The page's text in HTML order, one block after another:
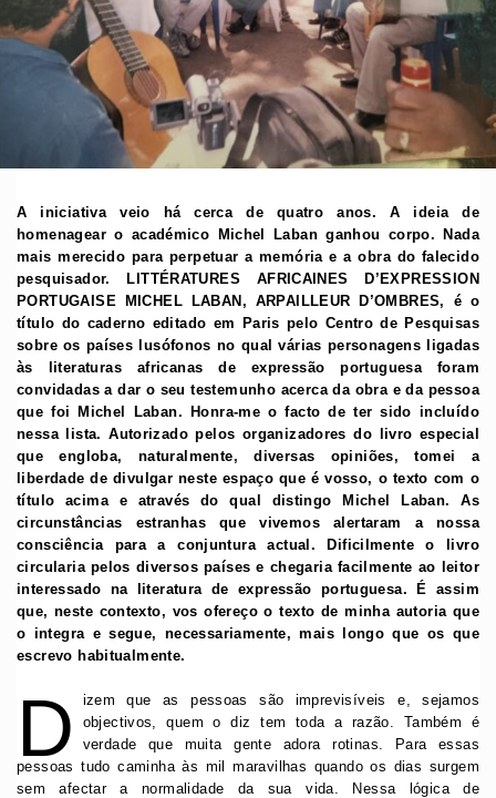
A iniciativa veio há cerca de quatro anos. A ideia de
homenagear o académico Michel Laban ganhou corpo. Nada
mais merecido para perpetuar a memória e a obra do falecido
pesquisador. LITTÉRATURES AFRICAINES D’EXPRESSION
PORTUGAISE MICHEL LABAN, ARPAILLEUR D’OMBRES, é o
título do caderno editado em Paris pelo Centro de Pesquisas
sobre os países lusófonos no qual várias personagens ligadas
às literaturas africanas de expressão portuguesa foram
convidadas a dar o seu testemunho acerca da obra e da pessoa
que foi Michel Laban. Honra-me o facto de ter sido incluído
nessa lista. Autorizado pelos organizadores do livro especial
que engloba, naturalmente, diversas opiniões, tomei a
liberdade de divulgar neste espaço que é vosso, o texto com o
título acima e através do qual distingo Michel Laban. As
circunstâncias estranhas que vivemos alertaram a nossa
consciência para a conjuntura actual. Dificilmente o livro
circularia pelos diversos países e chegaria facilmente ao leitor
interessado na literatura de expressão portuguesa. É assim
que, neste contexto, vos ofereço o texto de minha autoria que
o integra e segue, necessariamente, mais longo que os que
escrevo habitualmente.
D
izem que as pessoas são imprevisíveis e, sejamos
objectivos, quem o diz tem toda a razão. Também é
verdade que muita gente adora rotinas. Para essas
pessoas tudo caminha às mil maravilhas quando os dias surgem
sem afectar a normalidade da sua vida. Nessa lógica de